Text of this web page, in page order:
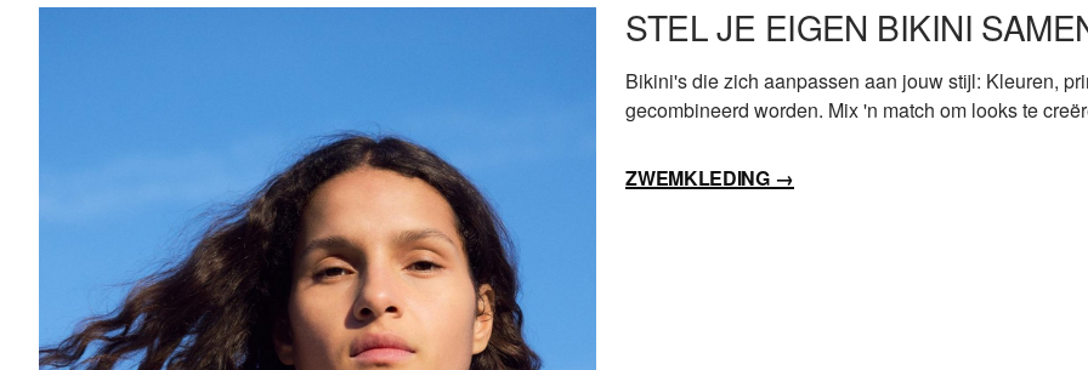
STEL JE EIGEN BIKINI
Bikini's die zich aanpassen aan jouw stijl: Kleuren,
gecombineerd worden. Mix 'n match om looks te
ZWEMKLEDING →